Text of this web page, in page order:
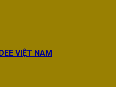
VIỆT NAM